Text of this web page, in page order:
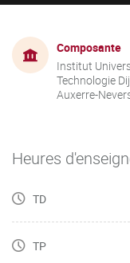
Composante
Institut
Technologie
Auxerre-
Heures
TD
TP